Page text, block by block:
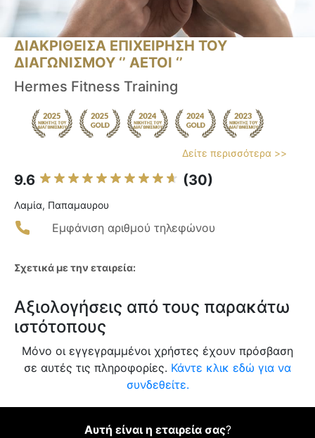
ΔΙΑΚΡΙΘΕΙΣΑ ΕΠΙΧΕΙΡΗΣΗ ΤΟΥ
ΔΙΑΓΩΝΙΣΜΟΥ ‘’ ΑΕΤΟΙ ‘’
Hermes Fitness Training
Δείτε περισσότερα >>
9.6 (30)
Λαμία, Παπαμαυρου
Εμφάνιση αριθμού τηλεφώνου
Σχετικά με την εταιρεία:
Αξιολογήσεις από τους παρακάτω
ιστότοπους
Μόνο οι εγγεγραμμένοι χρήστες έχουν πρόσβαση
σε αυτές τις πληροφορίες. Κάντε κλικ εδώ για να
συνδεθείτε.
Αυτή είναι η εταιρεία σας?